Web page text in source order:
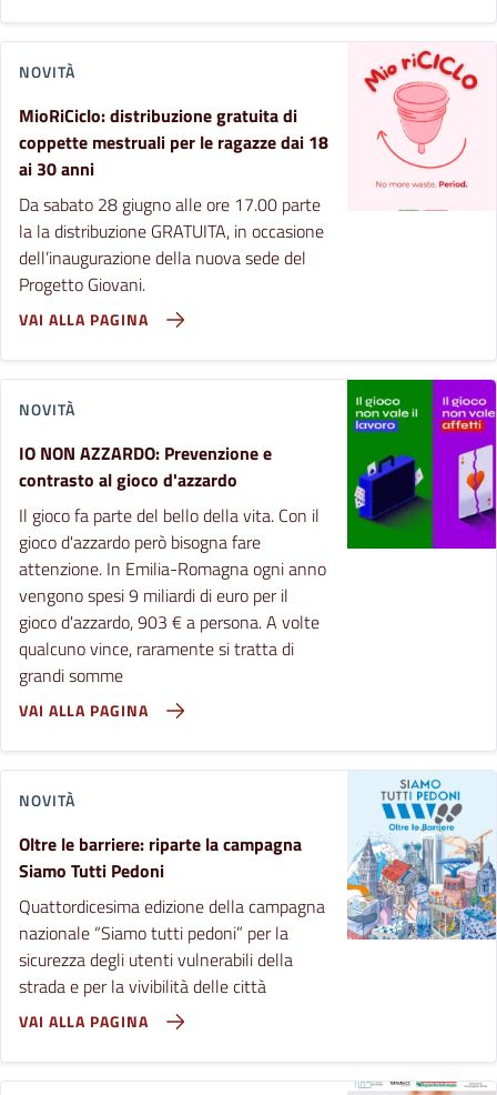
NOVITÀ
MioRiCiclo: distribuzione gratuita di
coppette mestruali per le ragazze dai 18
ai 30 anni
Da sabato 28 giugno alle ore 17.00 parte
la la distribuzione GRATUITA, in occasione
dell’inaugurazione della nuova sede del
Progetto Giovani.
VAI ALLA PAGINA
NOVITÀ
IO NON AZZARDO: Prevenzione e
contrasto al gioco d'azzardo
Il gioco fa parte del bello della vita. Con il
gioco d'azzardo però bisogna fare
attenzione. In Emilia-Romagna ogni anno
vengono spesi 9 miliardi di euro per il
gioco d'azzardo, 903 € a persona. A volte
qualcuno vince, raramente si tratta di
grandi somme
VAI ALLA PAGINA
NOVITÀ
Oltre le barriere: riparte la campagna
Siamo Tutti Pedoni
Quattordicesima edizione della campagna
nazionale “Siamo tutti pedoni” per la
sicurezza degli utenti vulnerabili della
strada e per la vivibilità delle città
VAI ALLA PAGINA